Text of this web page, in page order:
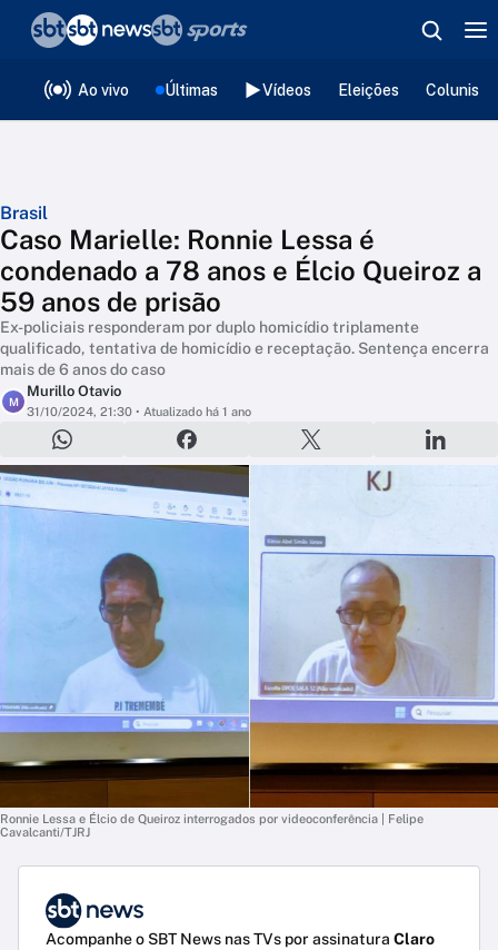
Ao vivo Últimas Vídeos Eleições
Brasil
Caso Marielle: Ronnie Lessa é
condenado a 78 anos e Élcio Queiroz a
59 anos de prisão
Ex-policiais responderam por duplo homicídio triplamente
qualificado, tentativa de homicídio e receptação. Sentença encerra
mais de 6 anos do caso
M
Murillo Otavio
31/10/2024, 21:30 • Atualizado há 1 ano
Ronnie Lessa e Élcio de Queiroz interrogados por videoconferência | Felipe
Cavalcanti/TJRJ
Acompanhe o SBT News nas TVs por assinatura Claro
❮voltar
Editorias